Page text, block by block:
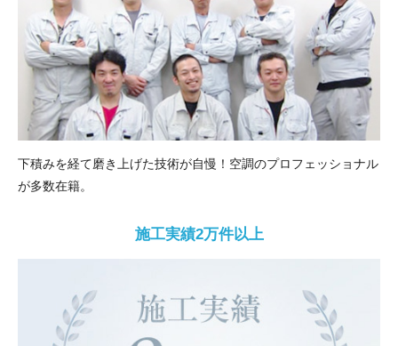
下積みを経て磨き上げた技術が自慢！空調のプロフェッショナル
が多数在籍。
施工実績2万件以上